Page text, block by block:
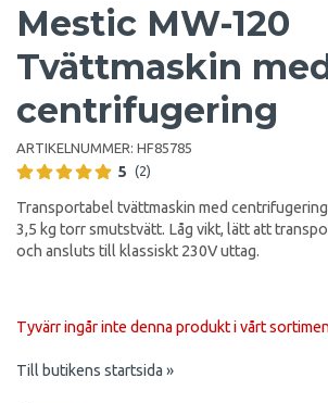
Mestic MW-120
Tvättmaskin
centrifugering
ARTIKELNUMMER: HF85785
5 (2)
Transportabel tvättmaskin med
3,5 kg torr smutstvätt. Låg vikt, lätt att
och ansluts till klassiskt 230V uttag.
Tyvärr ingår inte denna produkt i vårt
Till butikens startsida »